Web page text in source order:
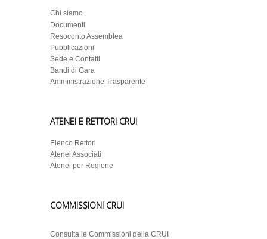
Chi siamo
Documenti
Resoconto Assemblea
Pubblicazioni
Sede e Contatti
Bandi di Gara
Amministrazione Trasparente
ATENEI E RETTORI CRUI
Elenco Rettori
Atenei Associati
Atenei per Regione
COMMISSIONI CRUI
Consulta le Commissioni della CRUI